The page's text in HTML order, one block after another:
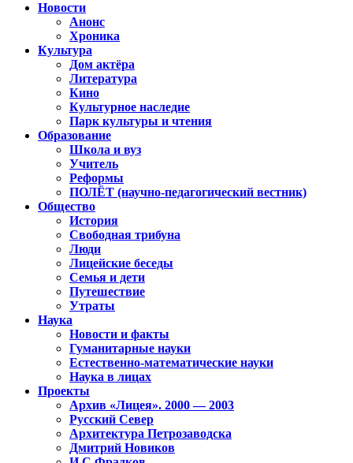
Новости
Анонс
Хроника
Культура
Дом актёра
Литература
Кино
Культурное наследие
Парк культуры и чтения
Образование
Школа и вуз
Учитель
Реформы
ПОЛЁТ (научно-педагогический вестник)
Общество
История
Свободная трибуна
Люди
Лицейские беседы
Семья и дети
Путешествие
Утраты
Наука
Новости и факты
Гуманитарные науки
Естественно-математические науки
Наука в лицах
Проекты
Архив «Лицея». 2000 — 2003
Русский Север
Архитектура Петрозаводска
Дмитрий Новиков